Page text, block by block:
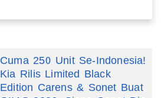
Cuma 250 Unit Se-Indonesia!
Kia Rilis Limited Black
Edition Carens & Sonet Buat